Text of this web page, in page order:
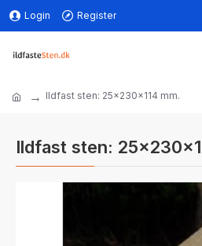
Login Register
Ildfast sten: 25x230x114 mm.
Ildfast sten: